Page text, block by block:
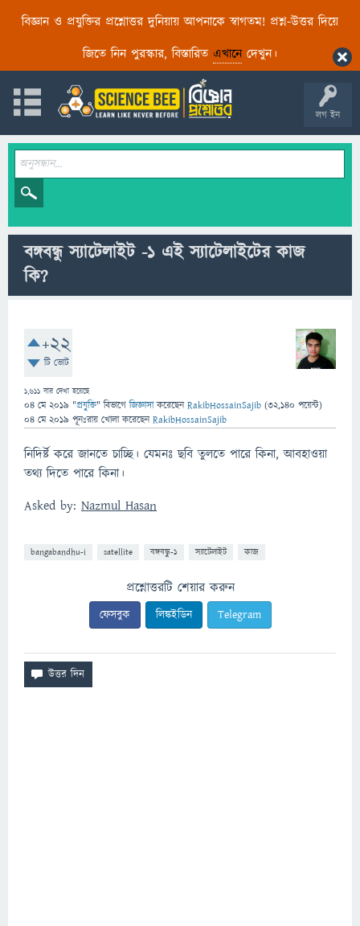
বিজ্ঞান ও প্রযুক্তির প্রশ্নোত্তর দুনিয়ায় আপনাকে স্বাগতম! প্রশ্ন-উত্তর দিয়ে
জিতে নিন পুরস্কার, বিস্তারিত এখানেদেখুন।
লগ ইন
বঙ্গবন্ধু স্যাটেলাইট -১ এই স্যাটেলাইটের কাজ
কি?
+22
টি ভোট
1,611 বার দেখা হয়েছে
04 মে 2019 "প্রযুক্তি" বিভাগে জিজ্ঞাসাকরেছেনRakibHossainSajib (32,140 পয়েন্ট)
04 মে 2019 পূনঃরায় খোলা করেছেনRakibHossainSajib
নিদির্ষ্ট করে জানতে চাচ্ছি। যেমনঃ ছবি তুলতে পারে কিনা, আবহাওয়া
তথ্য দিতে পারে কিনা।
Asked by: Nazmul Hasan
bangabandhu-i satellite বঙ্গবন্ধু-১ স্যাটেলাইট কাজ
প্রশ্নোত্তরটি শেয়ার করুন
ফেসবুক লিঙ্কইডিন Telegram